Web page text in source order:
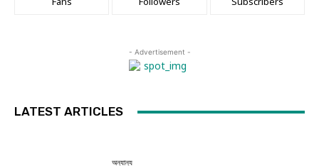
Fans Followers Subscribers
- Advertisement -
LATEST ARTICLES
অন্যান্য